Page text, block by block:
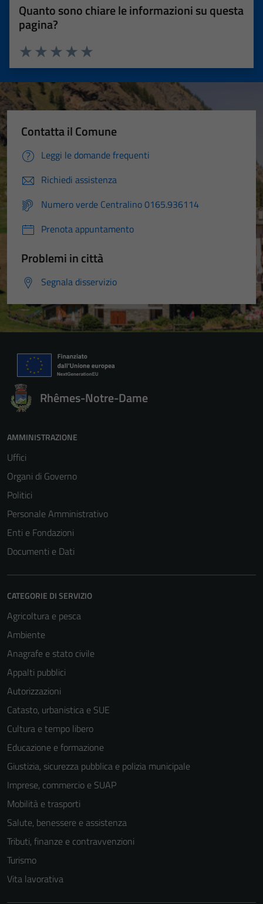
Quanto sono chiare le informazioni su questa
pagina?
Valuta 5 stelle su 5
Valuta 4 stelle su 5
Valuta 3 stelle su 5
Valuta 2 stelle su 5
Valuta 1 stelle su 5
Contatta il Comune
Leggi le domande frequenti
Richiedi assistenza
Numero verde Centralino 0165.936114
Prenota appuntamento
Problemi in città
Segnala disservizio
Rhêmes-Notre-Dame
AMMINISTRAZIONE
Uffici
Organi di Governo
Politici
Personale Amministrativo
Enti e Fondazioni
Documenti e Dati
CATEGORIE DI SERVIZIO
Agricoltura e pesca
Ambiente
Anagrafe e stato civile
Appalti pubblici
Autorizzazioni
Catasto, urbanistica e SUE
Cultura e tempo libero
Educazione e formazione
Giustizia, sicurezza pubblica e polizia municipale
Imprese, commercio e SUAP
Mobilità e trasporti
Salute, benessere e assistenza
Tributi, finanze e contravvenzioni
Turismo
Vita lavorativa